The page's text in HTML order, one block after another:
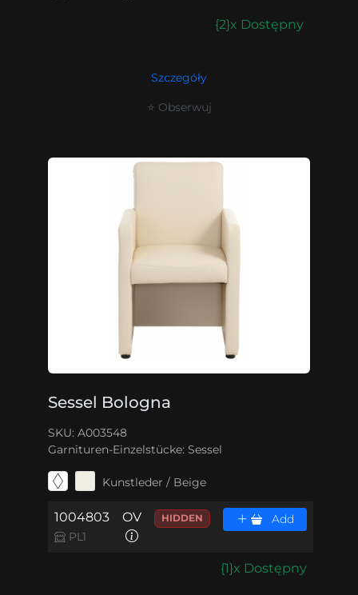
{2}x Dostępny
Szczegóły
⭐ Obserwuj
Sessel Bologna
SKU: A003548
Garnituren-Einzelstücke: Sessel
Kunstleder / Beige
1004803
PL1
OV HIDDEN Add
{1}x Dostępny